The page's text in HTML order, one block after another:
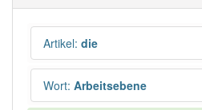
Artikel: die
Wort: Arbeitsebene